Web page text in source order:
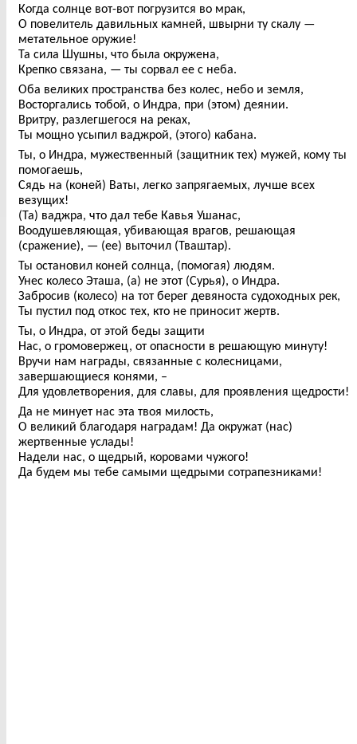
Когда солнце вот-вот погрузится во мрак,
О повелитель давильных камней, швырни ту скалу —
метательное оружие!
Та сила Шушны, что была окружена,
Крепко связана, — ты сорвал ее с неба.
Оба великих пространства без колес, небо и земля,
Восторгались тобой, о Индра, при (этом) деянии.
Вритру, разлегшегося на реках,
Ты мощно усыпил ваджрой, (этого) кабана.
Ты, о Индра, мужественный (защитник тех) мужей, кому ты
помогаешь,
Сядь на (коней) Ваты, легко запрягаемых, лучше всех
везущих!
(Та) ваджра, что дал тебе Кавья Ушанас,
Воодушевляющая, убивающая врагов, решающая
(сражение), — (ее) выточил (Тваштар).
Ты остановил коней солнца, (помогая) людям.
Унес колесо Эташа, (а) не этот (Сурья), о Индра.
Забросив (колесо) на тот берег девяноста судоходных рек,
Ты пустил под откос тех, кто не приносит жертв.
Ты, о Индра, от этой беды защити
Нас, о громовержец, от опасности в решающую минуту!
Вручи нам награды, связанные с колесницами,
завершающиеся конями, –
Для удовлетворения, для славы, для проявления щедрости!
Да не минует нас эта твоя милость,
О великий благодаря наградам! Да окружат (нас)
жертвенные услады!
Надели нас, о щедрый, коровами чужого!
Да будем мы тебе самыми щедрыми сотрапезниками!